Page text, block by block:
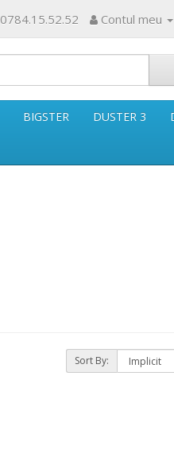
0784.15.52.52 Contul meu
BIGSTER DUSTER 3
Sort By: